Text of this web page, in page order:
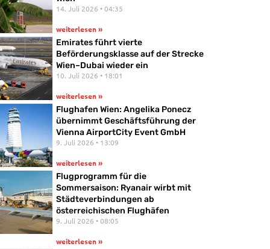
14. Juli 2026 04:35
weiterlesen »
Emirates führt vierte
Beförderungsklasse auf der Strecke
Wien–Dubai wieder ein
10. Juli 2026 18:01
weiterlesen »
Flughafen Wien: Angelika Ponecz
übernimmt Geschäftsführung der
Vienna AirportCity Event GmbH
9. Juli 2026 13:09
weiterlesen »
Flugprogramm für die
Sommersaison: Ryanair wirbt mit
Städteverbindungen ab
österreichischen Flughäfen
9. Juli 2026 08:05
weiterlesen »